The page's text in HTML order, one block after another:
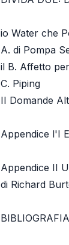
io Water che
A. di Pompa
il B. Affetto
C. Piping
II Domande
Appendice l'I
Appendice II
di Richard
BIBLIOGRAFIA